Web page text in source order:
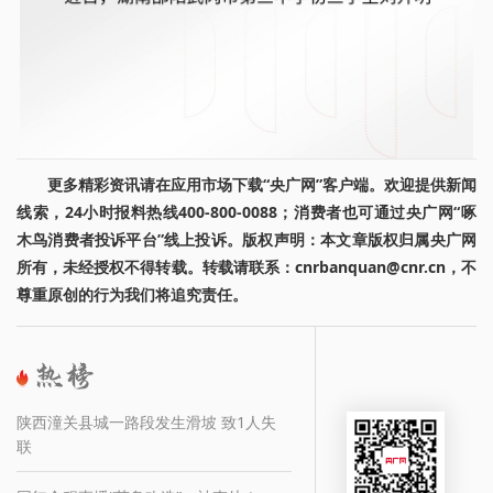
更多精彩资讯请在应用市场下载“央广网”客户端。欢迎提供新闻
线索，24小时报料热线400-800-0088；消费者也可通过央广网“啄
木鸟消费者投诉平台”线上投诉。版权声明：本文章版权归属央广网
所有，未经授权不得转载。转载请联系：cnrbanquan@cnr.cn，不
尊重原创的行为我们将追究责任。
陕西潼关县城一路段发生滑坡 致1人失
联